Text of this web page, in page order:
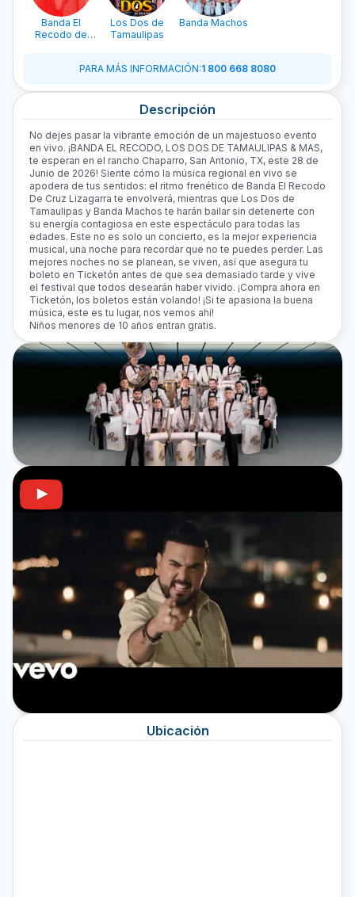
Banda El
Recodo de
Los Dos de
Tamaulipas
Banda Machos
PARA MÁS INFORMACIÓN:1 800 668 8080
Descripción
No dejes pasar la vibrante emoción de un majestuoso evento
en vivo. ¡BANDA EL RECODO, LOS DOS DE TAMAULIPAS & MAS,
te esperan en el rancho Chaparro, San Antonio, TX, este 28 de
Junio de 2026! Siente cómo la música regional en vivo se
apodera de tus sentidos: el ritmo frenético de Banda El Recodo
De Cruz Lizagarra te envolverá, mientras que Los Dos de
Tamaulipas y Banda Machos te harán bailar sin detenerte con
su energía contagiosa en este espectáculo para todas las
edades. Este no es solo un concierto, es la mejor experiencia
musical, una noche para recordar que no te puedes perder. Las
mejores noches no se planean, se viven, así que asegura tu
boleto en Ticketón antes de que sea demasiado tarde y vive
el festival que todos desearán haber vivido. ¡Compra ahora en
Ticketón, los boletos están volando! ¡Si te apasiona la buena
música, este es tu lugar, nos vemos ahí!
Niños menores de 10 años entran gratis.
Ubicación